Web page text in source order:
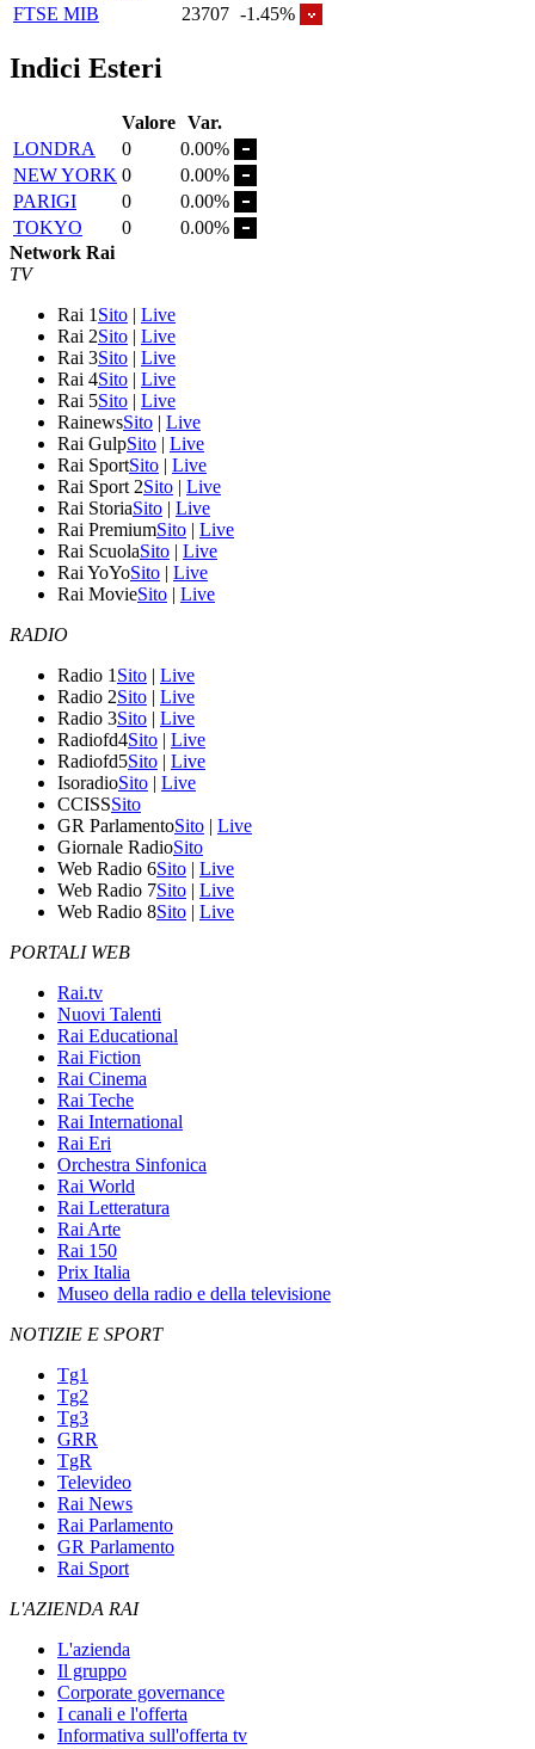
FTSE MIB
23707 -1.45%
Indici Esteri
Valore Var.
LONDRA
0
0.00%
NEW YORK 0
0.00%
PARIGI
0
0.00%
TOKYO
0
0.00%
Network Rai
TV
Rai 1 Sito | Live
Rai 2Sito | Live
Rai 3Sito | Live
Rai 4Sito | Live
Rai 5Sito | Live
RainewsSito | Live
Rai GulpSito | Live
Rai SportSito | Live
Rai Sport 2Sito | Live
Rai StoriaSito | Live
Rai PremiumSito | Live
Rai ScuolaSito | Live
Rai YoYoSito | Live
Rai MovieSito | Live
RADIO
Radio 1 Sito | Live
Radio 2Sito | Live
Radio 3Sito | Live
Radiofd4Sito | Live
Radiofd5Sito | Live
IsoradioSito | Live
CCISSSito
GR ParlamentoSito | Live
Giornale RadioSito
Web Radio 6Sito | Live
Web Radio 7Sito | Live
Web Radio 8Sito | Live
PORTALI WEB
Rai.tv
Nuovi Talenti
Rai Educational
Rai Fiction
Rai Cinema
Rai Teche
Rai International
Rai Eri
Orchestra Sinfonica
Rai World
Rai Letteratura
Rai Arte
Rai 150
Prix Italia
Museo della radio e della televisione
NOTIZIE E SPORT
Tg1
Tg2
Tg3
GRR
TgR
Televideo
Rai News
Rai Parlamento
GR Parlamento
Rai Sport
L'AZIENDA RAI
L'azienda
Il gruppo
Corporate governance
I canali e l'offerta
Informativa sull'offerta tv